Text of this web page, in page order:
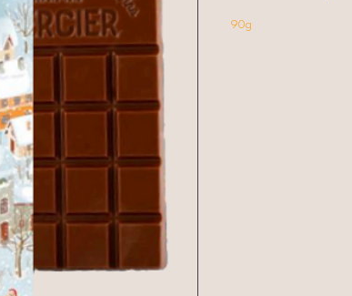
90g